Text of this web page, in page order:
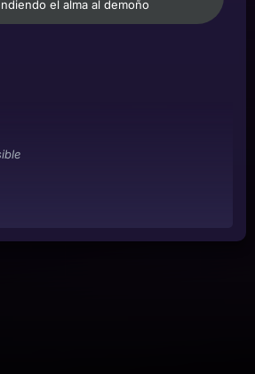
el alma al demoño